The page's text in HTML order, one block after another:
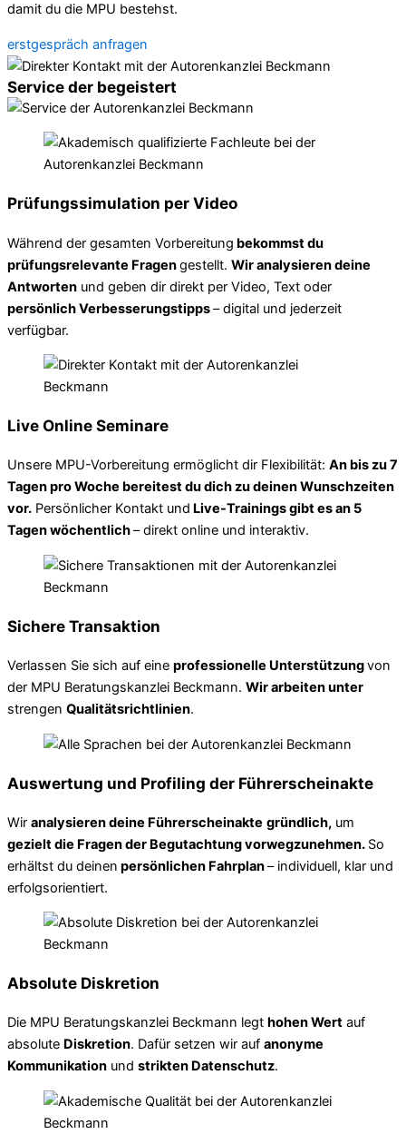
damit du die MPU bestehst.
erstgespräch anfragen
Service der begeistert
Prüfungssimulation per Video
Während der gesamten Vorbereitung bekommst du
prüfungsrelevante Fragengestellt. Wir analysieren deine
Antworten und geben dir direkt per Video, Text oder
persönlich Verbesserungstipps– digital und jederzeit
verfügbar.
Live Online Seminare
Unsere MPU-Vorbereitung ermöglicht dir Flexibilität: An bis zu 7
Tagen pro Woche bereitest du dich zu deinen Wunschzeiten
vor. Persönlicher Kontakt und Live-Trainings gibt es an 5
Tagen wöchentlich– direkt online und interaktiv.
Sichere Transaktion
Verlassen Sie sich auf eine professionelle Unterstützungvon
der MPU Beratungskanzlei Beckmann. Wir arbeiten unter
strengen Qualitätsrichtlinien.
Auswertung und Profiling der Führerscheinakte
Wir analysieren deine Führerscheinakte gründlich, um
gezielt die Fragen der Begutachtung vorwegzunehmen. So
erhältst du deinen persönlichen Fahrplan– individuell, klar und
erfolgsorientiert.
Absolute Diskretion
Die MPU Beratungskanzlei Beckmann legt hohen Wert auf
absolute Diskretion. Dafür setzen wir auf anonyme
Kommunikation und strikten Datenschutz.